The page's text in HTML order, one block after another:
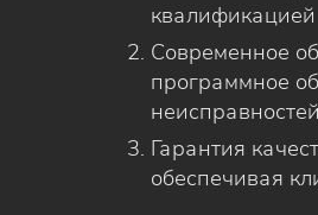
Современное
программное
Гарантия
обеспечивая